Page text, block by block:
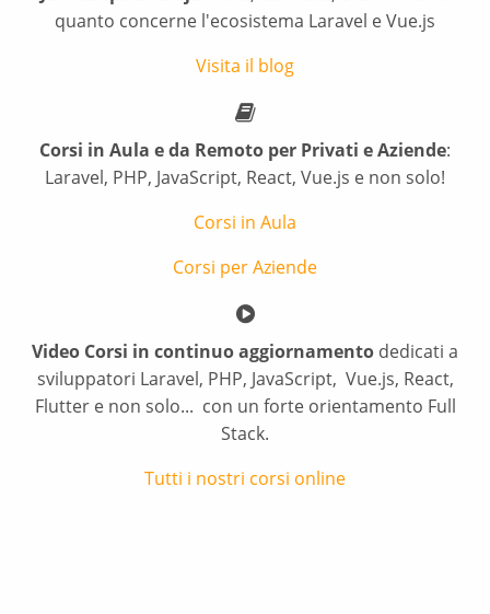
quanto concerne l'ecosistema Laravel e Vue.js
Visita il blog
Corsi in Aula e da Remoto per Privati e Aziende:
Laravel, PHP, JavaScript, React, Vue.js e non solo!
Corsi in Aula
Corsi per Aziende
Video Corsi in continuo aggiornamento dedicati a
sviluppatori Laravel, PHP, JavaScript, Vue.js, React,
Flutter e non solo... con un forte orientamento Full
Stack.
Tutti i nostri corsi online